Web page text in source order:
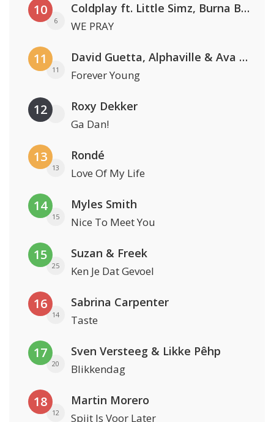
10
6
Coldplay ft. Little Simz, Burna Boy, Elyanna & Tini
WE PRAY
11
11
David Guetta, Alphaville & Ava Max
Forever Young
12 Roxy Dekker
Ga Dan!
13
13
Rondé
Love Of My Life
14
15
Myles Smith
Nice To Meet You
15
25
Suzan & Freek
Ken Je Dat Gevoel
16
14
Sabrina Carpenter
Taste
17
20
Sven Versteeg & Likke Pêhp
Blikkendag
18
12
Martin Morero
Spijt Is Voor Later